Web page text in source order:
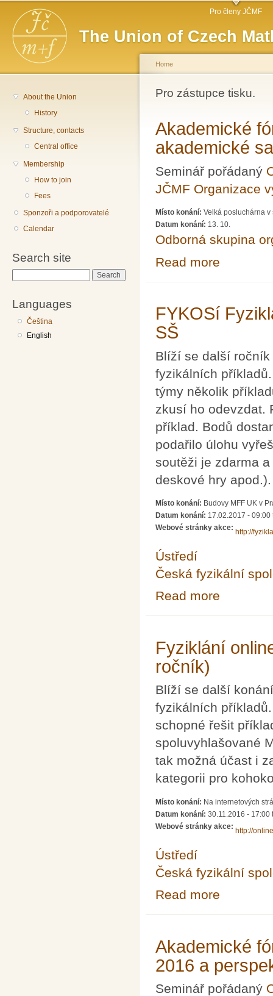
The Union of Czech
Main menu Pro členy JČMF
About the Union
History
Structure, contacts
Central office
Membership
How to join
Fees
Sponzoři a podporovatelé
Calendar
Search site
Languages
Čeština
English
You are here
Home
Pro zástupce tisku.
Akademické
akademické
Seminář pořádaný
JČMF Organizace
Místo konání: Velká posluchárna v
Datum konání: 13. 10.
Odborná skupina
Read more
FYKOSí
SŠ
Blíží se další
fyzikálních
týmy několik
zkusí ho odevzdat.
příklad. Bodů
podařilo úlohu
soutěži je zdarma
deskové hry apod.).
Místo konání: Budovy MFF UK v
Datum konání: 17.02.2017 - 09:00
Webové stránky akce:
http://
Ústředí
Česká fyzikální
Read more
Fyziklání
ročník)
Blíží se další
fyzikálních
schopné řešit
spoluvyhlašované
tak možná účast i
kategorii pro
Místo konání: Na internetových
Datum konání: 30.11.2016 - 17:00
Webové stránky akce:
http://
Ústředí
Česká fyzikální
Read more
Akademické
2016 a
Seminář pořádaný